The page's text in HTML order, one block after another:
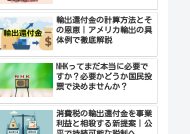
輸出還付金の計算方法とそ
の恩恵｜アメリカ輸出の具
体例で徹底解説
NHKってまだ本当に必要で
すか？必要かどうか国民投
票で決めませんか？
消費税の輸出還付金を事業
利益と相殺する新提案｜公